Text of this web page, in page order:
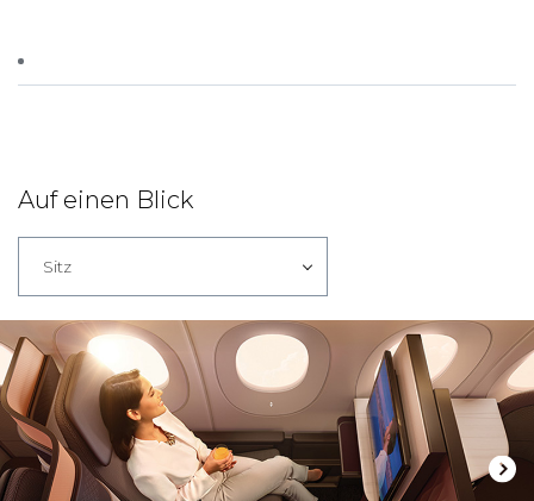
Auf einen Blick
Sitz